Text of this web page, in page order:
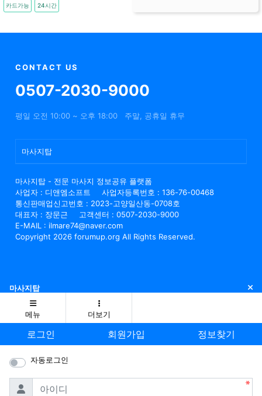
카드가능 24시간
CONTACT US
0507-2030-9000
평일 오전 10:00 ~ 오후 18:00 주말, 공휴일 휴무
마사지탑
마사지탑 - 전문 마사지 정보공유 플랫폼
사업자 : 디앤엠소프트
사업자등록번호 : 136-76-00468
통신판매업신고번호 : 2023-고양일산동-0708호
대표자 : 장문근
고객센터 : 0507-2030-9000
E-MAIL : ilmare74@naver.com
Copyright 2026 forumup.org All Rights Reserved.
마사지탑 닫
메뉴 더보기
로그인 회원가입 정보찾기
자동로그인
아이디